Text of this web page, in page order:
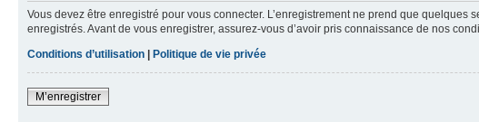
Vous devez être enregistré pour vous connecter. L’enregistrement ne prend que
enregistrés. Avant de vous enregistrer, assurez-vous d’avoir pris connaissance de nos
Conditions d’utilisation | Politique de vie privée
M’enregistrer